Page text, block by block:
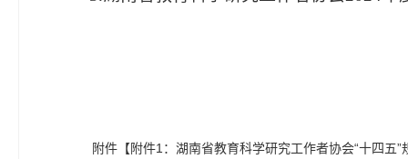
附件【附件1：湖南省教育科学研究工作者协会“十四五